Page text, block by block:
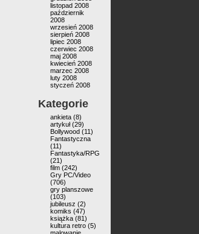
listopad 2008
październik
2008
wrzesień 2008
sierpień 2008
lipiec 2008
czerwiec 2008
maj 2008
kwiecień 2008
marzec 2008
luty 2008
styczeń 2008
Kategorie
ankieta (8)
artykuł(29)
Bollywood (11)
Fantastyczna
(11)
Fantastyka/RPG
(21)
film (242)
Gry PC/Video
(706)
gry planszowe
(103)
jubileusz (2)
komiks (47)
książka (81)
kultura retro (5)